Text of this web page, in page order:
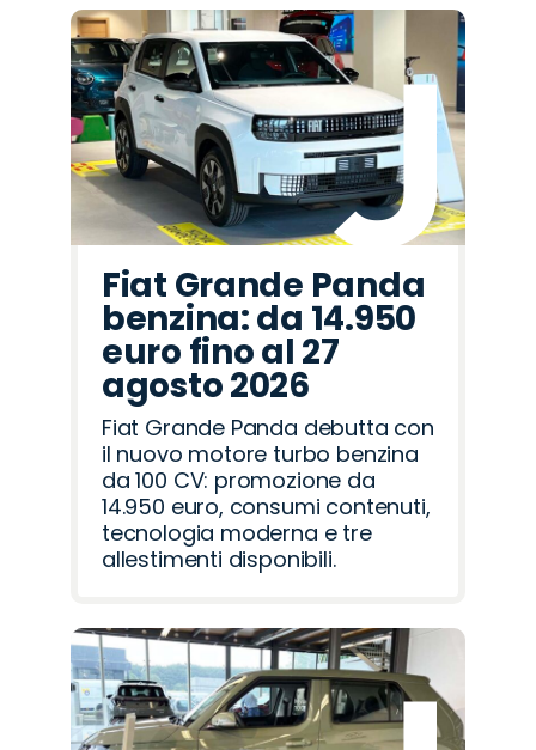
Fiat Grande Panda
benzina: da 14.950
euro fino al 27
agosto 2026
Fiat Grande Panda debutta con
il nuovo motore turbo benzina
da 100 CV: promozione da
14.950 euro, consumi contenuti,
tecnologia moderna e tre
allestimenti disponibili.